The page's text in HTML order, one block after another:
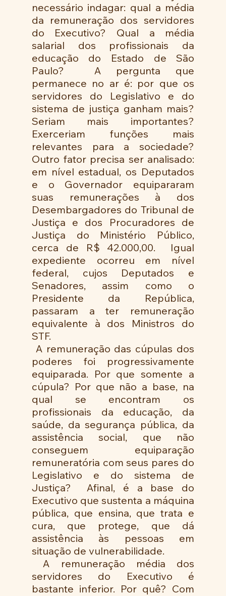
necessário indagar: qual a média
da remuneração dos servidores
do Executivo? Qual a média
salarial dos profissionais da
educação do Estado de São
Paulo?  A pergunta que
permanece no ar é: por que os
servidores do Legislativo e do
sistema de justiça ganham mais?
Seriam mais importantes?
Exerceriam funções mais
relevantes para a sociedade?
Outro fator precisa ser analisado:
em nível estadual, os Deputados
e o Governador equipararam
suas remunerações à dos
Desembargadores do Tribunal de
Justiça e dos Procuradores de
Justiça do Ministério Público,
cerca de R$ 42.000,00.  Igual
expediente ocorreu em nível
federal, cujos Deputados e
Senadores, assim como o
Presidente da República,
passaram a ter remuneração
equivalente à dos Ministros do
STF.
poderes foi progressivamente
equiparada. Por que somente a
cúpula? Por que não a base, na
qual se encontram os
profissionais da educação, da
saúde, da segurança pública, da
assistência social, que não
conseguem equiparação
remuneratória com seus pares do
Legislativo e do sistema de
Justiça?  Afinal, é a base do
Executivo que sustenta a máquina
pública, que ensina, que trata e
cura, que protege, que dá
assistência às pessoas em
situação de vulnerabilidade.
servidores do Executivo é
bastante inferior. Por quê? Com